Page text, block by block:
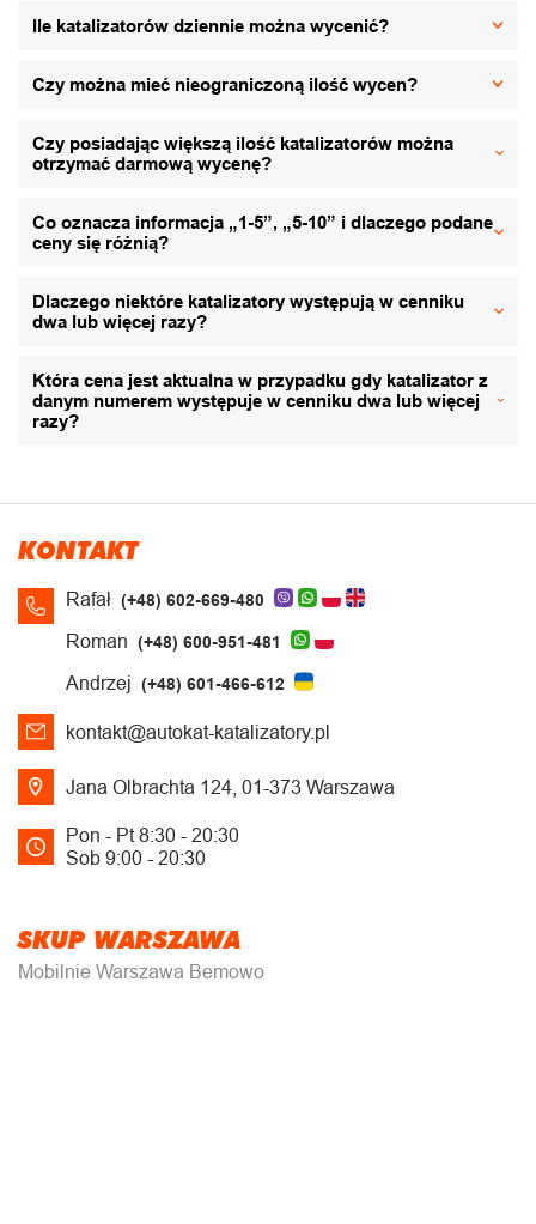
Ile katalizatorów dziennie można wycenić?
Czy można mieć nieograniczoną ilość wycen?
Czy posiadając większą ilość katalizatorów można
otrzymać darmową wycenę?
Co oznacza informacja „1-5”, „5-10” i dlaczego podane
ceny się różnią?
Dlaczego niektóre katalizatory występują w cenniku
dwa lub więcej razy?
Która cena jest aktualna w przypadku gdy katalizator z
danym numerem występuje w cenniku dwa lub więcej
razy?
KONTAKT
Rafał (+48) 602-669-480
Roman (+48) 600-951-481
Andrzej (+48) 601-466-612
kontakt@autokat-katalizatory.pl
Jana Olbrachta 124, 01-373 Warszawa
Pon - Pt 8:30 - 20:30
Sob 9:00 - 20:30
SKUP WARSZAWA
Mobilnie Warszawa Bemowo